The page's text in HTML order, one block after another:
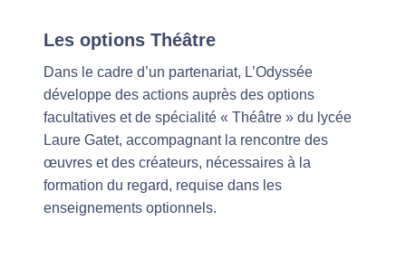
Les options Théâtre
Dans le cadre d’un partenariat, L’Odyssée
développe des actions auprès des options
facultatives et de spécialité « Théâtre » du lycée
Laure Gatet, accompagnant la rencontre des
œuvres et des créateurs, nécessaires à la
formation du regard, requise dans les
enseignements optionnels.